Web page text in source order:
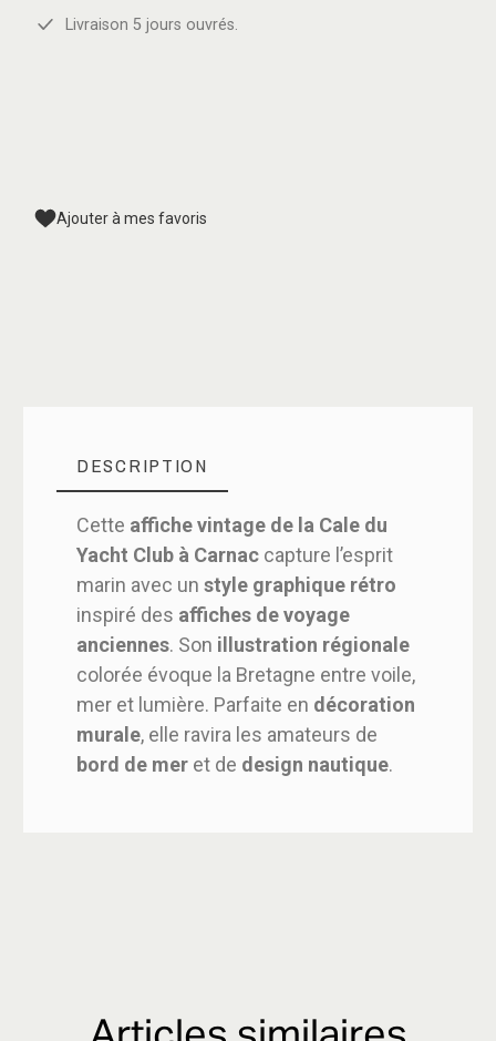
Livraison 5 jours ouvrés.
Ajouter à mes favoris
DESCRIPTION
Cette affiche vintage de la Cale du
Yacht Club à Carnac capture l’esprit
marin avec un style graphique rétro
inspiré des affiches de voyage
anciennes. Son illustration régionale
colorée évoque la Bretagne entre voile,
mer et lumière. Parfaite en décoration
murale, elle ravira les amateurs de
bord de mer et de design nautique.